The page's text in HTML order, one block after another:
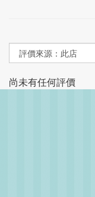
尚未有任何評價